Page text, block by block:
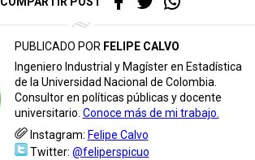
PUBLICADO POR FELIPE CALVO
Ingeniero Industrial y Magíster en Estadística
de la Universidad Nacional de Colombia.
Consultor en políticas públicas y docente
universitario. Conoce más de mi trabajo.
Instagram: Felipe Calvo
Twitter: @feliperspicuo